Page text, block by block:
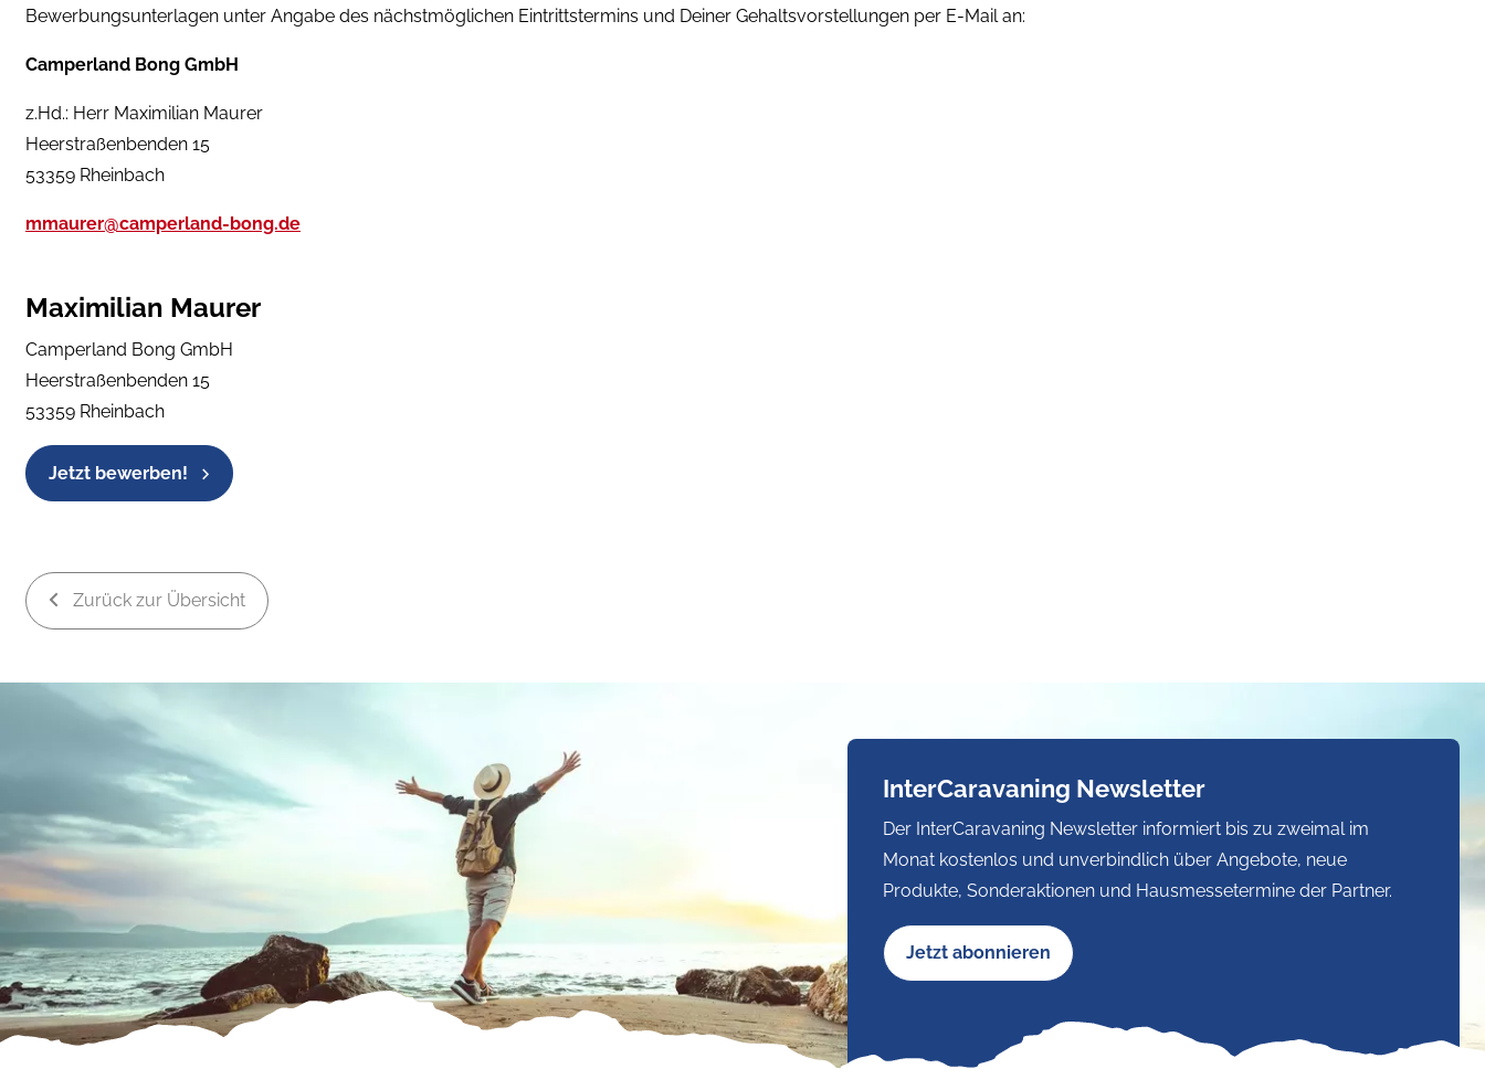
Bewerbungsunterlagen unter Angabe des nächstmöglichen Eintrittstermins und Deiner Gehaltsvorstellungen per E-Mail an:
Camperland Bong GmbH
z.Hd.: Herr Maximilian Maurer
Heerstraßenbenden 15
53359 Rheinbach
mmaurer@camperland-bong.de
Maximilian Maurer
Camperland Bong GmbH
Heerstraßenbenden 15
53359 Rheinbach
Jetzt bewerben!
Zurück zur Übersicht
InterCaravaning Newsletter
Der InterCaravaning Newsletter informiert bis zu zweimal im
Monat kostenlos und unverbindlich über Angebote, neue
Produkte, Sonderaktionen und Hausmessetermine der Partner.
Jetzt abonnieren